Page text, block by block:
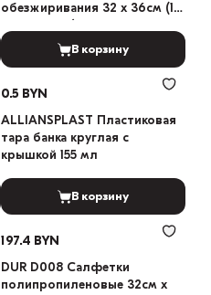
обезжиривания 32 х 36см (10
В корзину
0.5 BYN
ALLIANSPLAST Пластиковая
тара банка круглая с
крышкой 155 мл
В корзину
197.4 BYN
DUR D008 Салфетки
полипропиленовые 32см х